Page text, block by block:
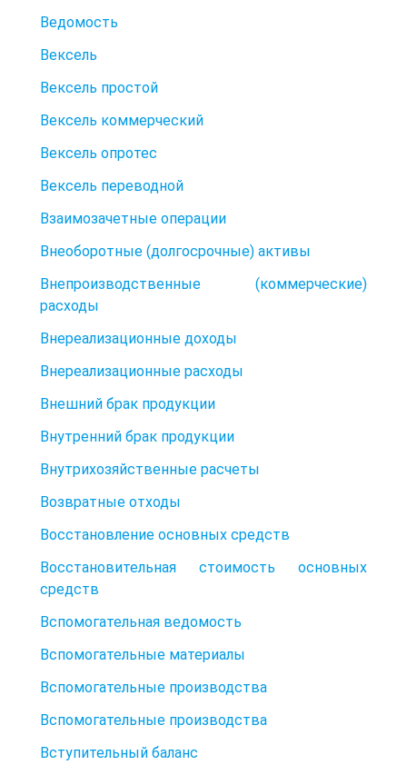
Ведомость
Вексель
Вексель простой
Вексель коммерческий
Вексель опротес
Вексель переводной
Взаимозачетные операции
Внеоборотные (долгосрочные) активы
Внепроизводственные (коммерческие)
расходы
Внереализационные доходы
Внереализационные расходы
Внешний брак продукции
Внутренний брак продукции
Внутрихозяйственные расчеты
Возвратные отходы
Восстановление основных средств
Восстановительная стоимость основных
средств
Вспомогательная ведомость
Вспомогательные материалы
Вспомогательные производства
Вспомогательные производства
Вступительный баланс